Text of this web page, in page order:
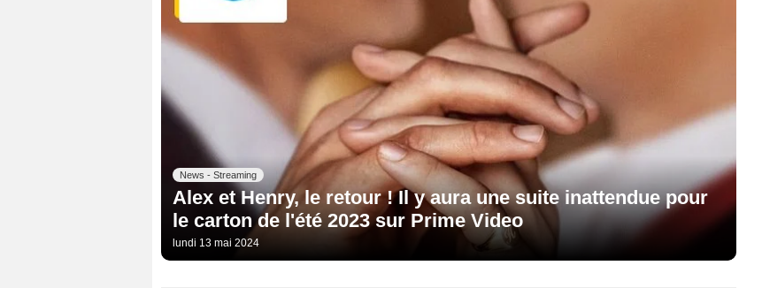
News - Streaming
Alex et Henry, le retour ! Il y aura une suite inattendue pour
le carton de l'été 2023 sur Prime Video
lundi 13 mai 2024